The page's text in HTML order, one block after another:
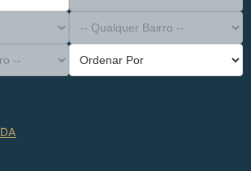
-- Tipo de Imóvel --
Distrito
-- Localidade --
-- Qualquer Bairro --
-- Qualquer Número --
Ordenar Por